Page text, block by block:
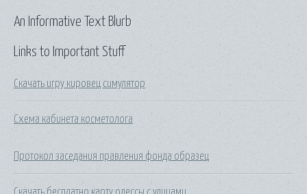
Links to Important Stuff
Скачать игру кировец симулятор
Схема кабинета косметолога
Протокол заседания правления фонда образец
Скачать бесплатно карту одессы с улицами
An Informative Text Blurb